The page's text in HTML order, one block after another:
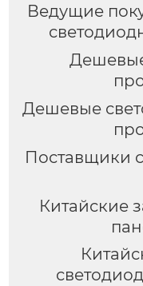
Ведущие
Дешевые
Поставщики
Китайские